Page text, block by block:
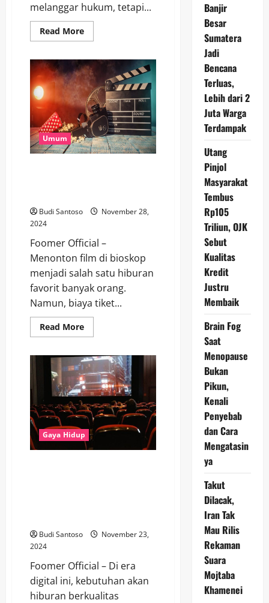
melanggar hukum, tetapi...
Read MoreRead
more
Menonton
Film
di
Situs
Ilegal:
Kenali
Risiko
dan
Pilihan
Aman
Umum
Budi Santoso
November 28,
2024
Foomer Official –
Menonton film di bioskop
menjadi salah satu hiburan
favorit banyak orang.
Namun, biaya tiket...
Read MoreRead
more
Film
Bioskop
Terbaru
November
2024
Gratis
Hanya
di
Situs
Tonton
Gratis
Gaya Hidup
Budi Santoso
November 23,
2024
Foomer Official – Di era
digital ini, kebutuhan akan
hiburan berkualitas
Banjir
Besar
Sumatera
Jadi
Bencana
Terluas,
Lebih dari 2
Juta Warga
Terdampak
Utang
Pinjol
Masyarakat
Tembus
Rp105
Triliun, OJK
Sebut
Kualitas
Kredit
Justru
Membaik
Brain Fog
Saat
Menopause
Bukan
Pikun,
Kenali
Penyebab
dan Cara
Mengatasin
ya
Takut
Dilacak,
Iran Tak
Mau Rilis
Rekaman
Suara
Mojtaba
Khamenei